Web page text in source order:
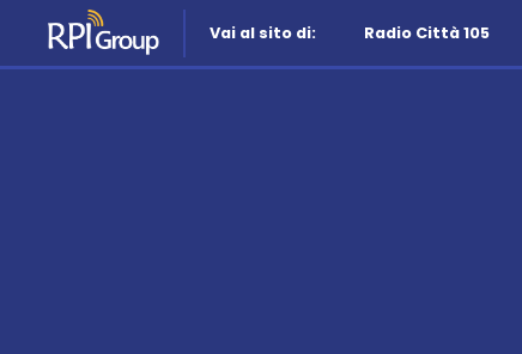
Vai al sito di: Radio Città 105